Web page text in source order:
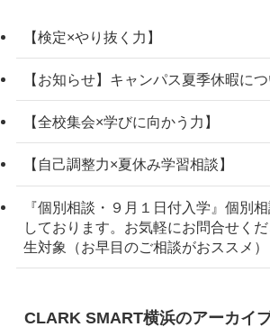
【検定×やり抜く力】
【お知らせ】キャンパス夏季休暇に
【全校集会×学びに向かう力】
【自己調整力×夏休み学習相談】
『個別相談・９月１日付入学』個別
しております。お気軽にお問合せ
生対象（お早目のご相談がおススメ）
CLARK SMART横浜のアーカイ